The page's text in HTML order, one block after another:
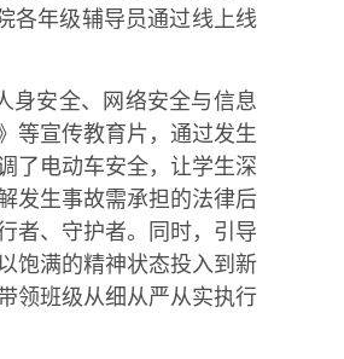
各年级辅导员通过线上线
身安全、网络安全与信息
等宣传教育片，通过发生
了电动车安全，让学生深
发生事故需承担的法律后
者、守护者。同时，引导
饱满的精神状态投入到新
领班级从细从严从实执行